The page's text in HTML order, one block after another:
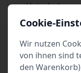
vor dem
Cookie-
Wir nutzen
von ihnen sind
den